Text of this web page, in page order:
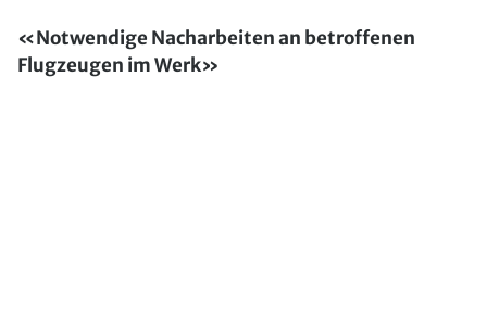
«Notwendige Nacharbeiten an betroffenen
Flugzeugen im Werk»